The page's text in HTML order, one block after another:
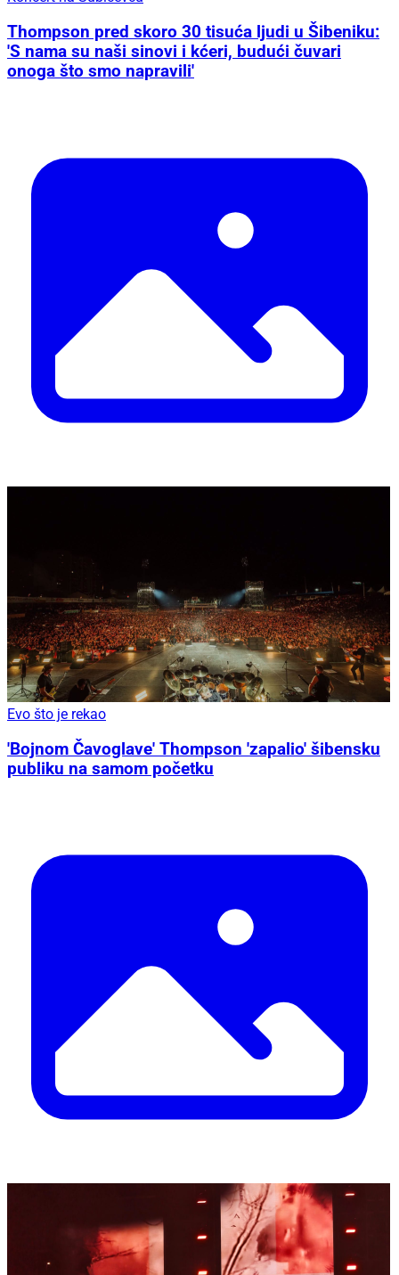
Thompson pred skoro 30 tisuća ljudi u Šibeniku:
'S nama su naši sinovi i kćeri, budući čuvari
onoga što smo napravili'
Evo što je rekao
'Bojnom Čavoglave' Thompson 'zapalio' šibensku
publiku na samom početku